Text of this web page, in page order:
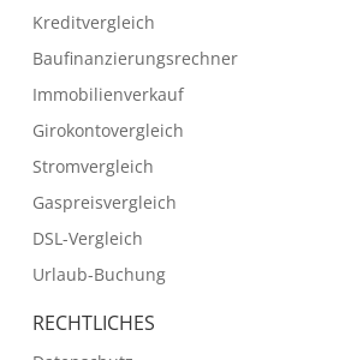
Kreditvergleich
Baufinanzierungsrechner
Immobilienverkauf
Girokontovergleich
Stromvergleich
Gaspreisvergleich
DSL-Vergleich
Urlaub-Buchung
RECHTLICHES